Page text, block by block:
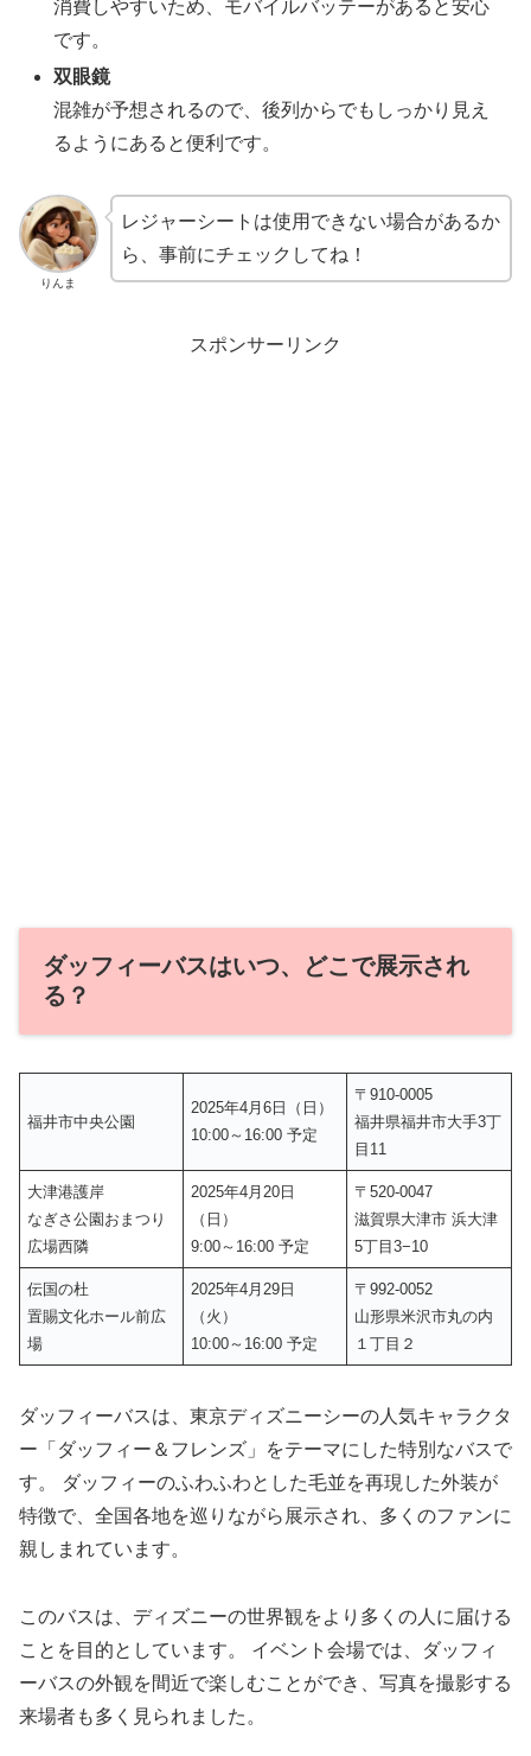
消費しやすいため、モバイルバッテーがあると安心
です。
双眼鏡
混雑が予想されるので、後列からでもしっかり見え
るようにあると便利です。
りんま
レジャーシートは使用できない場合があるか
ら、事前にチェックしてね！
スポンサーリンク
ダッフィーバスはいつ、どこで展示され
る？
福井市中央公園
2025年4月6日（日）
10:00～16:00 予定
〒910-0005
福井県福井市大手3丁
目11
大津港護岸
なぎさ公園おまつり
広場西隣
2025年4月20日
（日）
9:00～16:00 予定
〒520-0047
滋賀県大津市 浜大津
5丁目3−10
伝国の杜
置賜文化ホール前広
場
2025年4月29日
（火）
10:00～16:00 予定
〒992-0052
山形県米沢市丸の内
１丁目２
ダッフィーバスは、東京ディズニーシーの人気キャラクタ
ー「ダッフィー＆フレンズ」をテーマにした特別なバスで
す。 ダッフィーのふわふわとした毛並を再現した外装が
特徴で、全国各地を巡りながら展示され、多くのファンに
親しまれています。
このバスは、ディズニーの世界観をより多くの人に届ける
ことを目的としています。 イベント会場では、ダッフィ
ーバスの外観を間近で楽しむことができ、写真を撮影する
来場者も多く見られました。